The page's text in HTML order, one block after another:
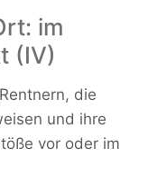
im
(IV)
die
und ihre
vor oder im